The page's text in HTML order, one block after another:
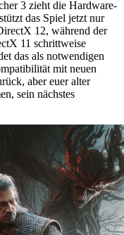
3 zieht die Hardware-
das Spiel jetzt nur
12, während der
11 schrittweise
das als notwendigen
mit neuen
aber euer alter
sein nächstes